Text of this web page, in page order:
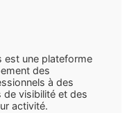
est une plateforme
des
à des
de visibilité et des
activité.